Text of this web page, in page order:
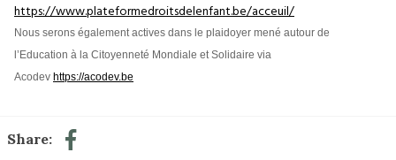
https://www.plateformedroitsdelenfant.be/acceuil/
Nous serons également actives dans le plaidoyer mené autour de
l’Education à la Citoyenneté Mondiale et Solidaire via
Acodev https://acodev.be
Share: